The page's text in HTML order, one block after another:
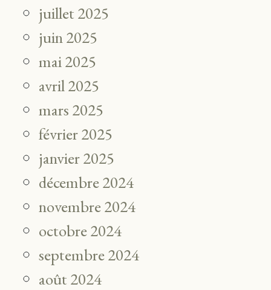
juillet 2025
juin 2025
mai 2025
avril 2025
mars 2025
février 2025
janvier 2025
décembre 2024
novembre 2024
octobre 2024
septembre 2024
août 2024